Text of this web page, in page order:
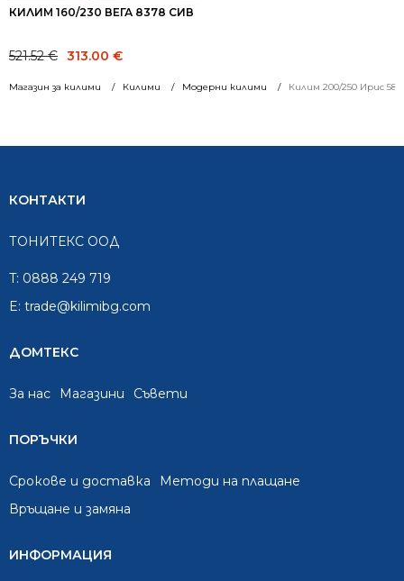
Магазин за килими Килими Модерни килими Килим 200/250 Ирис 582
КИЛИМ 160/230 ВЕГА 8378 СИВ
521.52€
Original
was:
313.00 €
Current
is:
КОНТАКТИ
ТОНИТЕКС ООД
T: 0888 249 719
E: trade@kilimibg.com
ДОМТЕКС
За нас Mагазини Съвети
ПОРЪЧКИ
Срокове и доставка
Методи на плащане
Връщане и замяна
ИНФОРМАЦИЯ